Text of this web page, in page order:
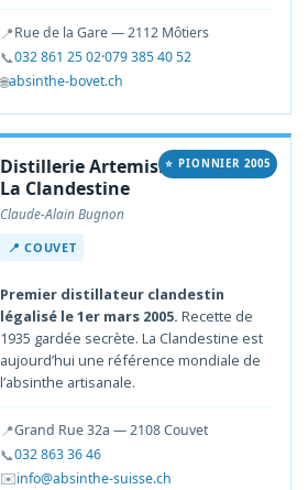
📍Rue de la Gare — 2112 Môtiers
📞032 861 25 02·079 385 40 52
🌐absinthe-bovet.ch
⭐ PIONNIER 2005
Distillerie Artemisia —
La Clandestine
Claude-Alain Bugnon
📍 COUVET
Premier distillateur clandestin
légalisé le 1er mars 2005. Recette de
1935 gardée secrète. La Clandestine est
aujourd’hui une référence mondiale de
l’absinthe artisanale.
📍Grand Rue 32a — 2108 Couvet
📞032 863 36 46
✉️info@absinthe-suisse.ch